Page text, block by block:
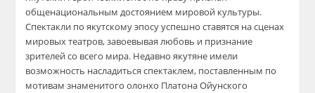
общенациональным достоянием мировой культуры.
Спектакли по якутскому эпосу успешно ставятся на сценах
мировых театров, завоевывая любовь и признание
зрителей со всего мира. Недавно якутяне имели
возможность насладиться спектаклем, поставленным по
мотивам знаменитого олонхо Платона Ойунского